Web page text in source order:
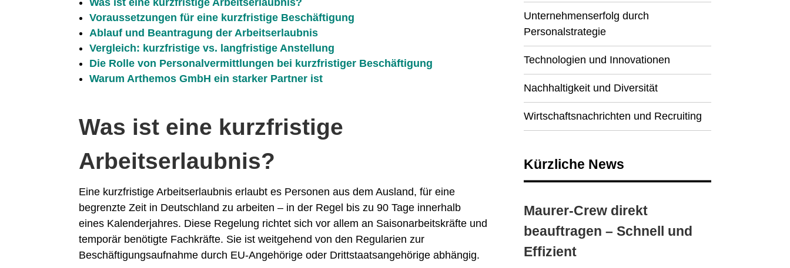
Was ist eine kurzfristige Arbeitserlaubnis?
Voraussetzungen für eine kurzfristige Beschäftigung
Ablauf und Beantragung der Arbeitserlaubnis
Vergleich: kurzfristige vs. langfristige Anstellung
Die Rolle von Personalvermittlungen bei kurzfristiger Beschäftigung
Warum Arthemos GmbH ein starker Partner ist
Was ist eine kurzfristige
Arbeitserlaubnis?
Eine kurzfristige Arbeitserlaubnis erlaubt es Personen aus dem Ausland, für eine
begrenzte Zeit in Deutschland zu arbeiten – in der Regel bis zu 90 Tage innerhalb
eines Kalenderjahres. Diese Regelung richtet sich vor allem an Saisonarbeitskräfte und
temporär benötigte Fachkräfte. Sie ist weitgehend von den Regularien zur
Beschäftigungsaufnahme durch EU-Angehörige oder Drittstaatsangehörige abhängig.
Unternehmenserfolg durch
Personalstrategie
Technologien und Innovationen
Nachhaltigkeit und Diversität
Wirtschaftsnachrichten und Recruiting
Kürzliche News
Maurer-Crew direkt
beauftragen – Schnell und
Effizient